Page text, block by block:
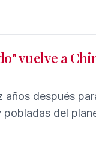
vuelve a
años después
del